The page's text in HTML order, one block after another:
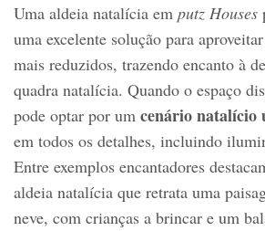
Uma aldeia natalícia em putz Houses
uma excelente solução para
mais reduzidos, trazendo encanto à
quadra natalícia. Quando o espaço
pode optar por um cenário natalício
em todos os detalhes, incluindo
Entre exemplos encantadores
aldeia natalícia que retrata uma
neve, com crianças a brincar e um